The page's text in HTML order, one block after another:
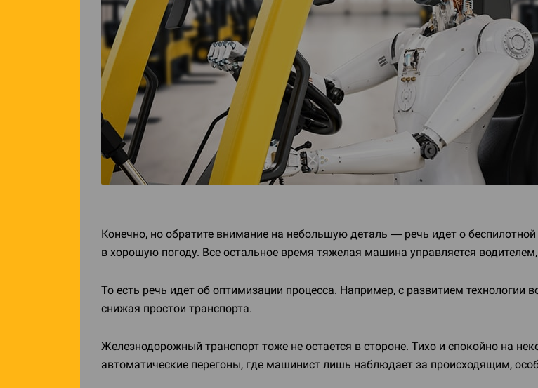
Конечно, но обратите внимание на небольшую деталь — речь идет о
в хорошую погоду. Все остальное время тяжелая машина управляется
То есть речь идет об оптимизации процесса. Например, с развитием
снижая простои транспорта.
Железнодорожный транспорт тоже не остается в стороне. Тихо и спокойно на
автоматические перегоны, где машинист лишь наблюдает за происходящим,